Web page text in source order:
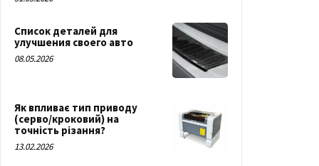
Список деталей для
улучшения своего авто
08.05.2026
Як впливає тип приводу
(серво/кроковий) на
точність різання?
13.02.2026